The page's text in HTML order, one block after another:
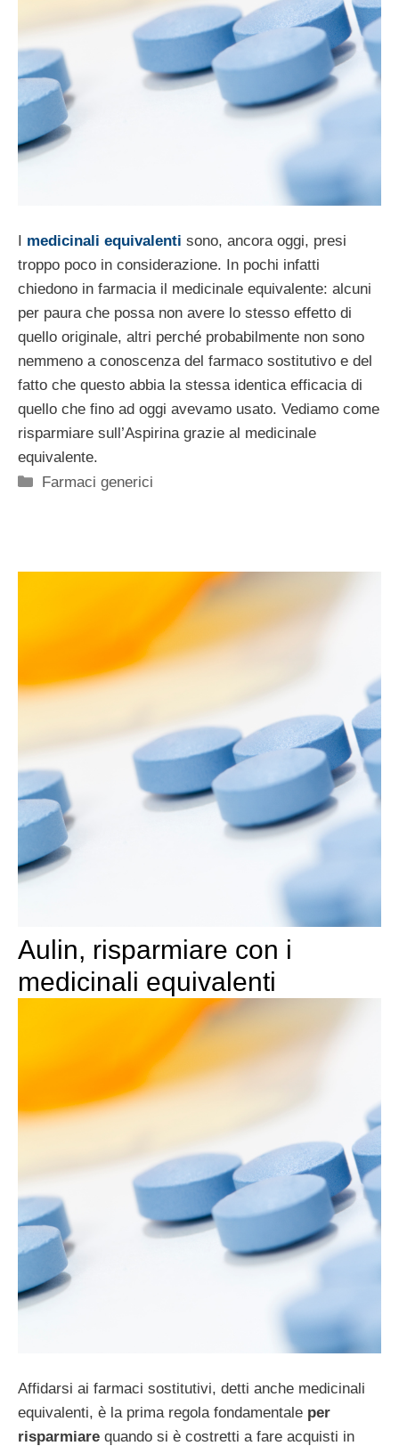
I medicinali equivalenti sono, ancora oggi, presi
troppo poco in considerazione. In pochi infatti
chiedono in farmacia il medicinale equivalente: alcuni
per paura che possa non avere lo stesso effetto di
quello originale, altri perché probabilmente non sono
nemmeno a conoscenza del farmaco sostitutivo e del
fatto che questo abbia la stessa identica efficacia di
quello che fino ad oggi avevamo usato. Vediamo come
risparmiare sull’Aspirina grazie al medicinale
equivalente.
Categorie
Farmaci generici
Aulin, risparmiare con i
medicinali equivalenti
Affidarsi ai farmaci sostitutivi, detti anche medicinali
equivalenti, è la prima regola fondamentale per
risparmiare quando si è costretti a fare acquisti in